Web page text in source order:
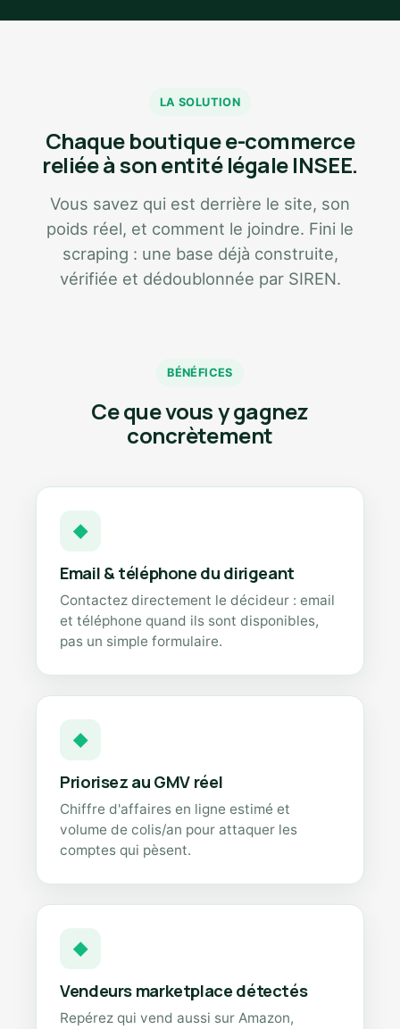
LA SOLUTION
Chaque boutique e-commerce
reliée à son entité légale INSEE.
Vous savez qui est derrière le site, son
poids réel, et comment le joindre. Fini le
scraping : une base déjà construite,
vérifiée et dédoublonnée par SIREN.
BÉNÉFICES
Ce que vous y gagnez
concrètement
◆
Email & téléphone du dirigeant
Contactez directement le décideur : email
et téléphone quand ils sont disponibles,
pas un simple formulaire.
◆
Priorisez au GMV réel
Chiffre d'affaires en ligne estimé et
volume de colis/an pour attaquer les
comptes qui pèsent.
◆
Vendeurs marketplace détectés
Repérez qui vend aussi sur Amazon,